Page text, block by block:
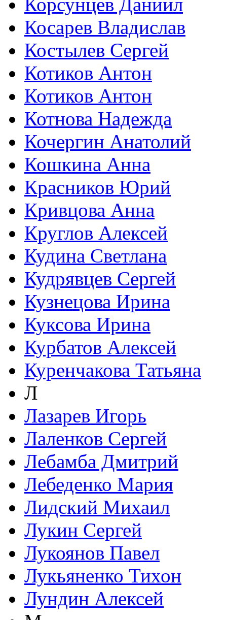
Корсунцев Даниил
Косарев Владислав
Костылев Сергей
Котиков Антон
Котиков Антон
Котнова Надежда
Кочергин Анатолий
Кошкина Анна
Красников Юрий
Кривцова Анна
Круглов Алексей
Кудина Светлана
Кудрявцев Сергей
Кузнецова Ирина
Куксова Ирина
Курбатов Алексей
Куренчакова Татьяна
Л
Лазарев Игорь
Лаленков Сергей
Лебамба Дмитрий
Лебеденко Мария
Лидский Михаил
Лукин Сергей
Лукоянов Павел
Лукьяненко Тихон
Лундин Алексей